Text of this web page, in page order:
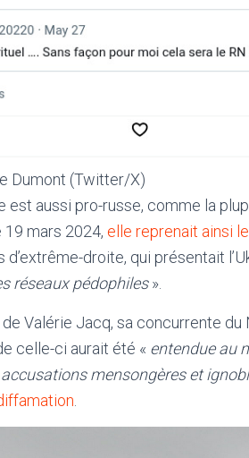
Dumont (Twitter/X)
est aussi pro-russe, comme la
mars 2024, elle reprenait ainsi
droite, qui présentait
réseaux pédophiles».
Valérie Jacq, sa concurrente du
celle-ci aurait été « entendue au
accusations mensongères et